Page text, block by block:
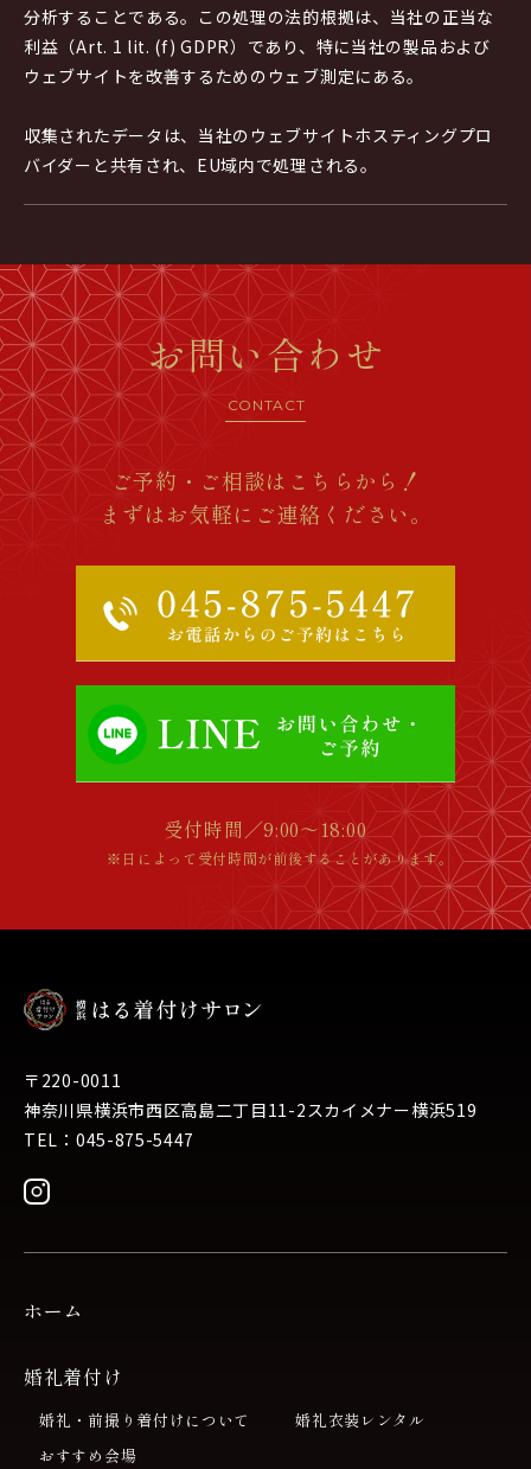
分析することである。この処理の法的根拠は、当社の正当な
利益（Art. 1 lit. (f) GDPR）であり、特に当社の製品および
ウェブサイトを改善するためのウェブ測定にある。
収集されたデータは、当社のウェブサイトホスティングプロ
バイダーと共有され、EU域内で処理される。
お問い合わせ
CONTACT
ご予約・ご相談はこちらから！
まずはお気軽にご連絡ください。
受付時間／9:00～18:00
※日によって受付時間が前後することがあります。
〒220-0011
神奈川県横浜市西区高島二丁目11-2スカイメナー横浜519
TEL：045-875-5447
ホーム
婚礼着付け
婚礼・前撮り着付けについて
婚礼衣装レンタル
おすすめ会場